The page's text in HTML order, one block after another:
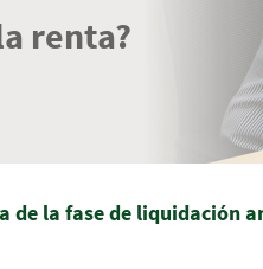
de la fase de liquidación